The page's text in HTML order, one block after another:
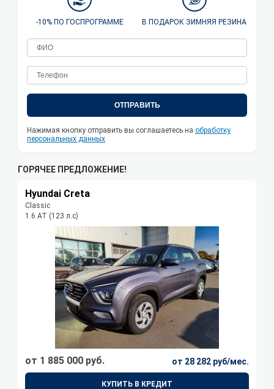
-10% ПО ГОСПРОГРАММЕ В ПОДАРОК ЗИМНЯЯ РЕЗИНА
ОТПРАВИТЬ
Нажимая кнопку отправить вы соглашаетесь на обработку
персональных данных
ГОРЯЧЕЕ ПРЕДЛОЖЕНИЕ!
Hyundai Creta
Classic
1.6 АТ (123 л.с)
от 1 885 000 руб. от 28 282 руб/мес.
КУПИТЬ В КРЕДИТ